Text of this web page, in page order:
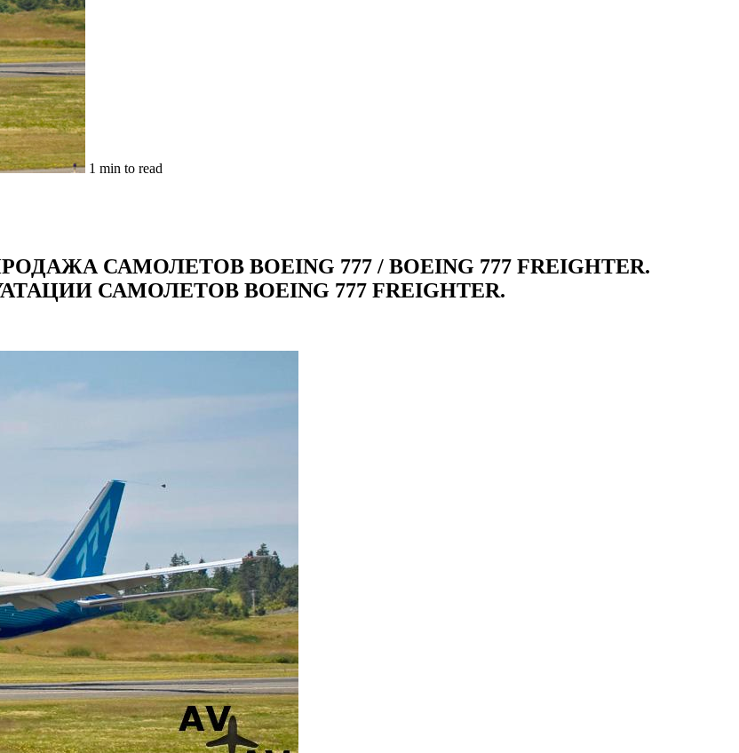
1 min to read
САМОЛЕТОВ BOEING 777 / BOEING 777 FREIGHTER.
САМОЛЕТОВ BOEING 777 FREIGHTER.